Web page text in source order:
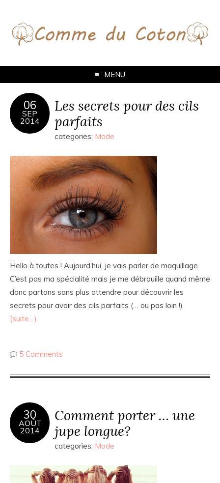
MENU
06
SEP
2014
Les secrets pour des cils
parfaits
categories: Mode
Hello à toutes ! Aujourd’hui, je vais parler de maquillage.
C’est pas ma spécialité mais je me débrouille quand même
donc partons sans plus attendre pour découvrir les
secrets pour avoir des cils parfaits (… ou pas loin !)
(suite…)
5 Comments
30
AOÛT
2014
Comment porter … une
jupe longue?
categories: Mode